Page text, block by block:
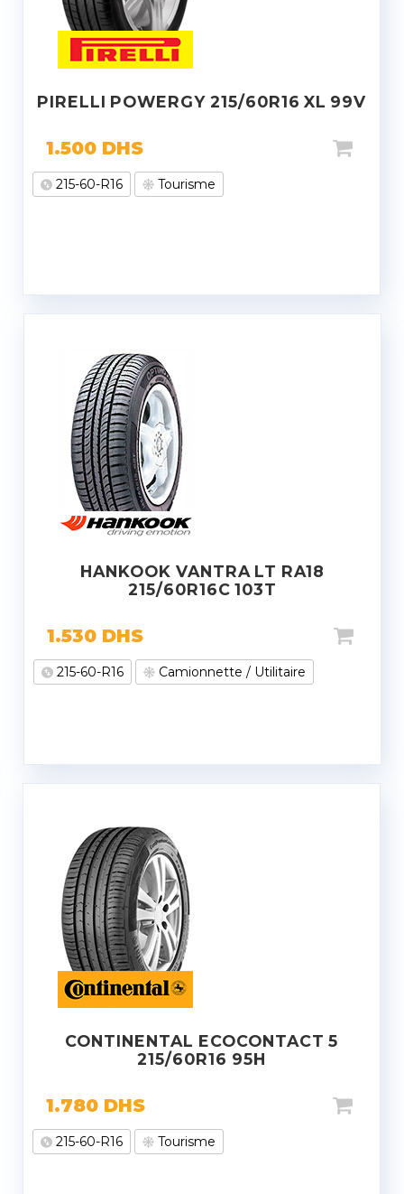
PIRELLI POWERGY 215/60R16 XL 99V
1.500 DHS
215-60-R16 Tourisme
HANKOOK VANTRA LT RA18
215/60R16C 103T
1.530 DHS
215-60-R16 Camionnette / Utilitaire
CONTINENTAL ECOCONTACT 5
215/60R16 95H
1.780 DHS
215-60-R16 Tourisme